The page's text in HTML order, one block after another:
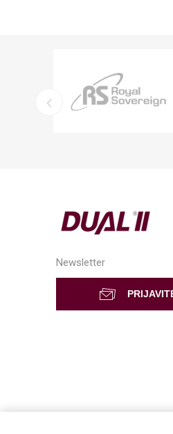
Newsletter